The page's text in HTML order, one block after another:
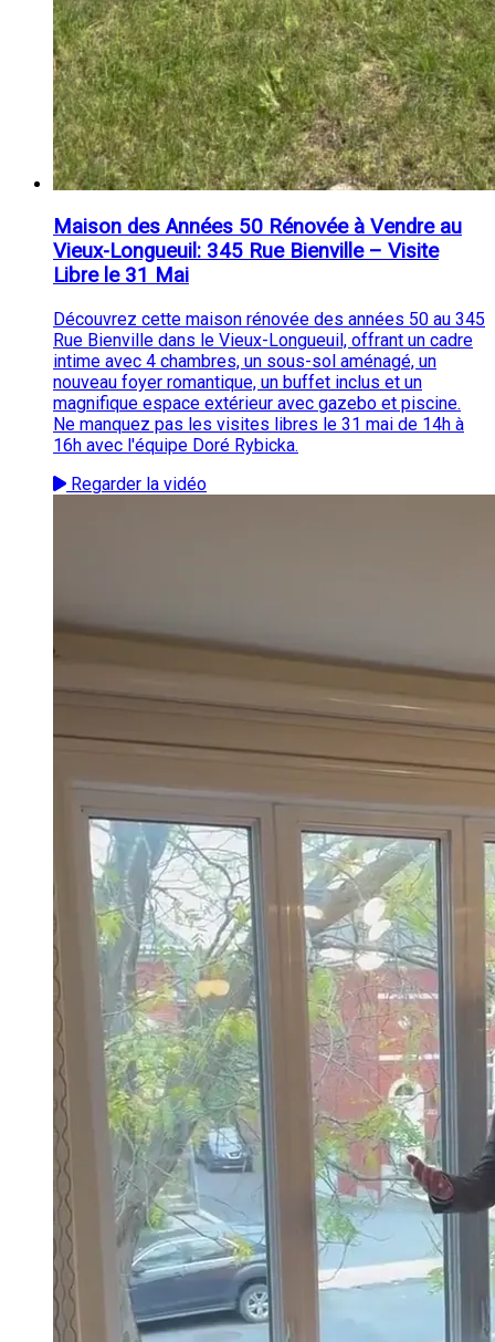
Maison des Années 50 Rénovée à Vendre au
Vieux-Longueuil: 345 Rue Bienville – Visite
Libre le 31 Mai
Découvrez cette maison rénovée des années 50 au 345
Rue Bienville dans le Vieux-Longueuil, offrant un cadre
intime avec 4 chambres, un sous-sol aménagé, un
nouveau foyer romantique, un buffet inclus et un
magnifique espace extérieur avec gazebo et piscine.
Ne manquez pas les visites libres le 31 mai de 14h à
16h avec l'équipe Doré Rybicka.
Regarder la vidéo